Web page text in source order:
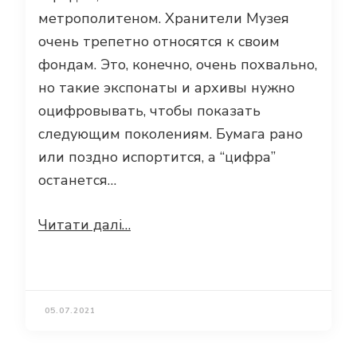
метрополитеном. Хранители Музея
очень трепетно относятся к своим
фондам. Это, конечно, очень похвально,
но такие экспонаты и архивы нужно
оцифровывать, чтобы показать
следующим поколениям. Бумага рано
или поздно испортится, а “цифра”
останется…
Читати далі…
05.07.2021